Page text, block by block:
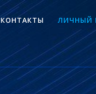
КОНТАКТЫ ЛИЧНЫЙ